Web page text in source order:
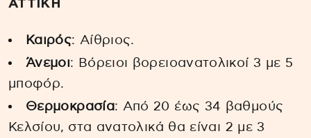
ΑΤΤΙΚΗ
Καιρός: Αίθριος.
Άνεμοι: Βόρειοι βορειοανατολικοί 3 με 5
μποφόρ.
Θερμοκρασία: Από 20 έως 34 βαθμούς
Κελσίου, στα ανατολικά θα είναι 2 με 3